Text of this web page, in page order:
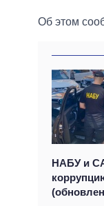
Об этом
НАБУ и